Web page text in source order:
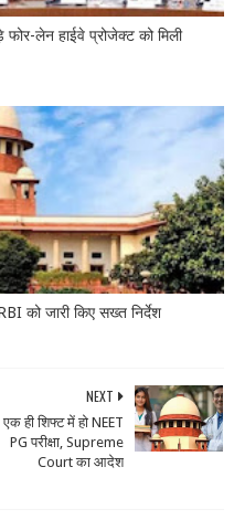
लेन हाईवे प्रोजेक्ट को मिली
को जारी किए सख्त निर्देश
NEXT
एक ही शिफ्ट में हो NEET
PG परीक्षा, Supreme
Court का आदेश